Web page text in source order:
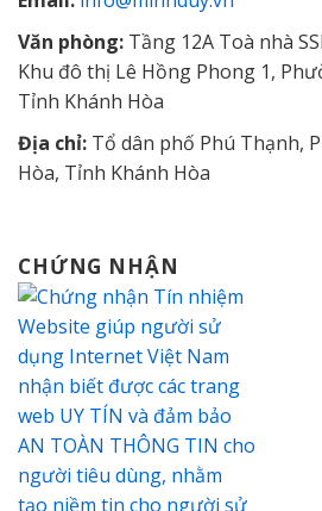
Văn phòng: Tầng 12A Toà nhà
Khu đô thị Lê Hồng Phong 1,
Tỉnh Khánh Hòa
Địa chỉ: Tổ dân phố Phú Thạnh,
Hòa, Tỉnh Khánh Hòa
CHỨNG NHẬN